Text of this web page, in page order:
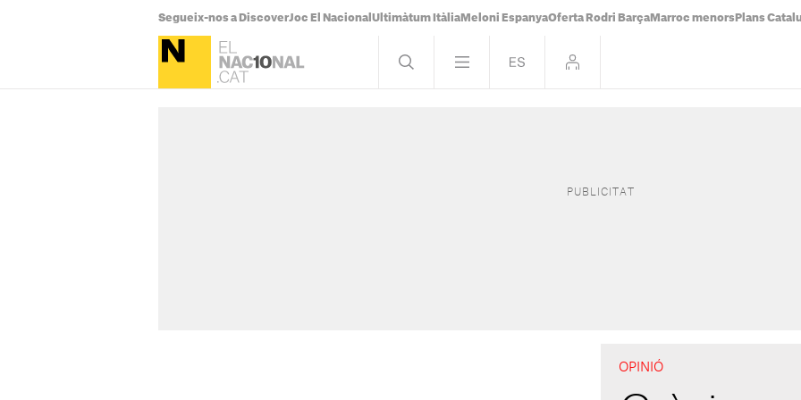
Segueix-nos a DiscoverJoc El Nacional Ultimàtum Itàlia Meloni EspanyaOferta Rodri Barça Marroc menors Plans
OPINIÓ